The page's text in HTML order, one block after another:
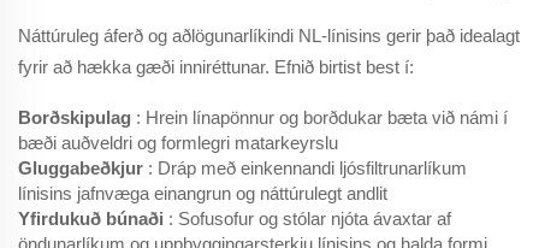
Náttúruleg áferð og aðlögunarlíkindi NL-línisins gerir það idealagt
fyrir að hækka gæði inniréttunar. Efnið birtist best í:
Borðskipulag : Hrein línapönnur og borðdukar bæta við námi í
bæði auðveldri og formlegri matarkeyrslu
Gluggabeðkjur : Dráp með einkennandi ljósfiltrunarlíkum
línisins jafnvæga einangrun og náttúrulegt andlit
Yfirdukuð búnaði : Sofusofur og stólar njóta ávaxtar af